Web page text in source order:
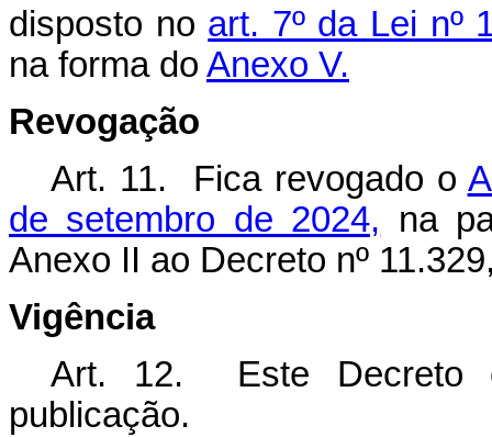
disposto no art. 7º da Lei nº
na forma do Anexo V.
Revogação
Art. 11. Fica revogado o
de setembro de 2024, na
Anexo II ao Decreto nº
Vigência
Art. 12. Este Decreto
publicação.